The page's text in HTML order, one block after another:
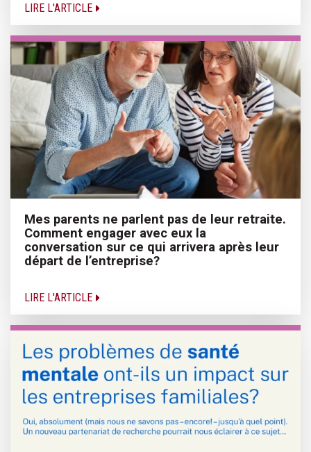
LIRE L'ARTICLE
Mes parents ne parlent pas de leur retraite.
Comment engager avec eux la
conversation sur ce qui arrivera après leur
départ de l’entreprise?
LIRE L'ARTICLE